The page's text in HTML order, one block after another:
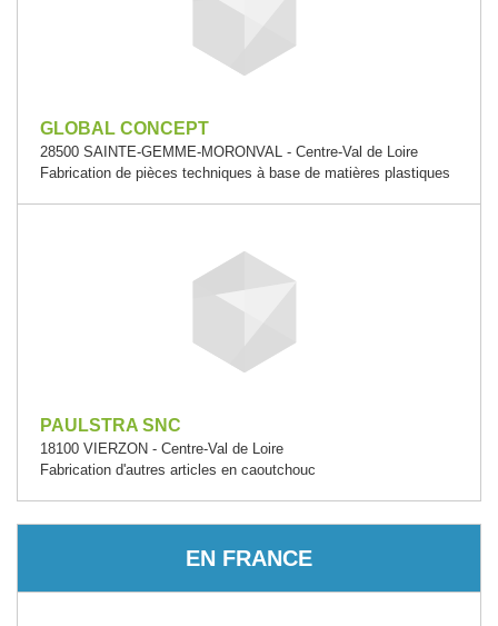
GLOBAL CONCEPT
28500 SAINTE-GEMME-MORONVAL - Centre-Val de Loire
Fabrication de pièces techniques à base de matières plastiques
PAULSTRA SNC
18100 VIERZON - Centre-Val de Loire
Fabrication d'autres articles en caoutchouc
EN FRANCE